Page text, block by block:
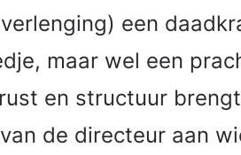
een
maar wel een
en structuur
de directeur aan